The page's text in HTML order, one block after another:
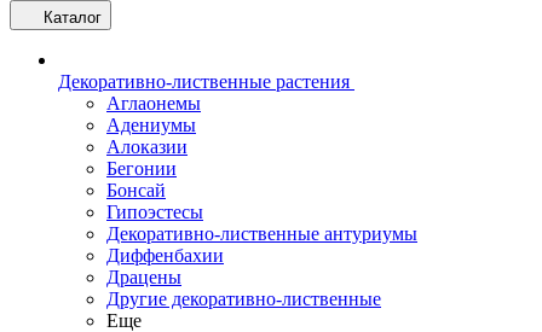
Каталог
Декоративно-лиственные растения
Аглаонемы
Адениумы
Алоказии
Бегонии
Бонсай
Гипоэстесы
Декоративно-лиственные антуриумы
Диффенбахии
Драцены
Другие декоративно-лиственные
Еще